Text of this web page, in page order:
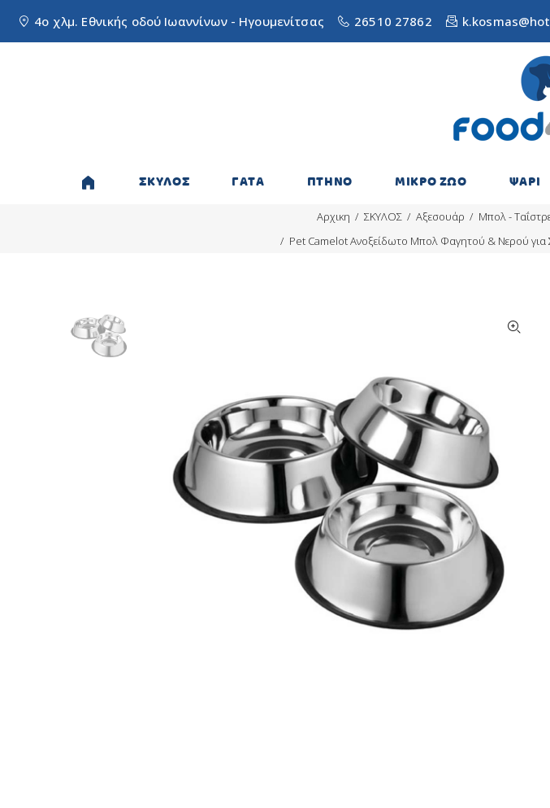
4ο χλμ. Εθνικής οδού Ιωαννίνων - Ηγουμενίτσας 26510 27862
ΣΚΥΛΟΣ ΓΑΤΑ ΠΤΗΝΟ ΜΙΚΡΟ ΖΩΟ ΨΑΡΙ
Αρχικη ΣΚΥΛΟΣ Αξεσουάρ
Μπολ -
Pet Camelot Ανοξείδωτο Μπολ Φαγητού & Νερού για